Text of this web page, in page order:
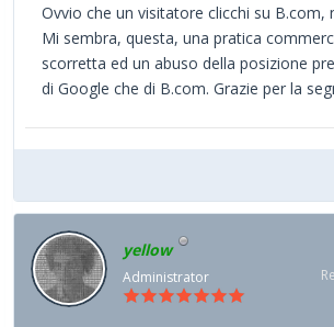
Ovvio che un visitatore clicchi su B.com,
Mi sembra, questa, una pratica
scorretta ed un abuso della posizione
di Google che di B.com. Grazie per la
yellow
Administrator